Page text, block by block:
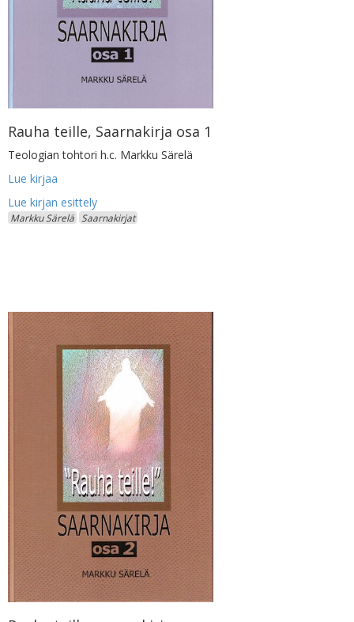
Rauha teille, Saarnakirja osa 1
Teologian tohtori h.c. Markku Särelä
Lue kirjaa
Markku Särelä Saarnakirjat